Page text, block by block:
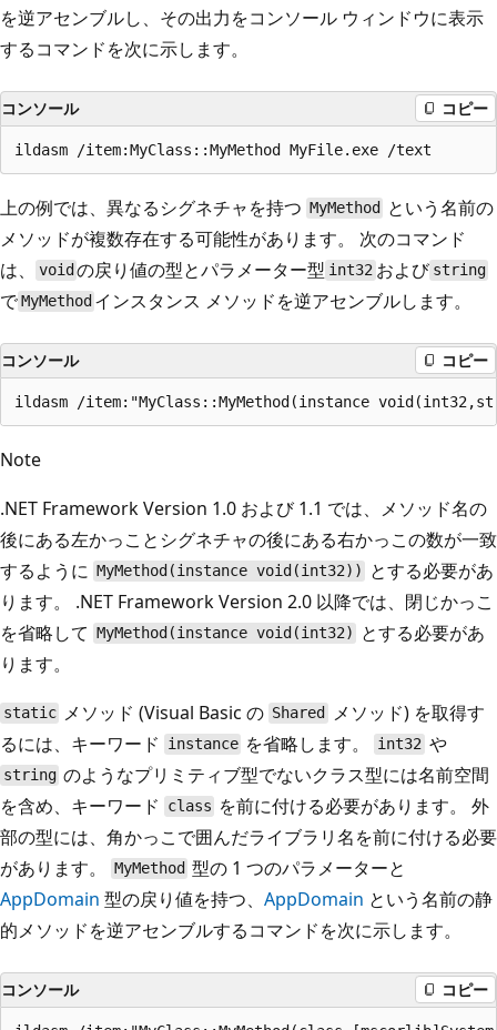
を逆アセンブルし、その出力をコンソール ウィンドウに表示
するコマンドを次に示します。
コンソール コピー
上の例では、異なるシグネチャを持つ MyMethod
という名前の
メソッドが複数存在する可能性があります。 次のコマンド
は、
void の戻り値の型とパラメーター型 int32および string
でMyMethod インスタンス メソッドを逆アセンブルします。
コンソール コピー
Note
.NET Framework Version 1.0 および 1.1 では、メソッド名の
後にある左かっことシグネチャの後にある右かっこの数が一致
するように MyMethod(instance void(int32))
とする必要があ
ります。 .NET Framework Version 2.0 以降では、閉じかっこ
を省略して MyMethod(instance void(int32)
とする必要があ
ります。
static メソッド (Visual Basic の Shared
メソッド) を取得す
るには、キーワード
instance を省略します。 int32や
string のようなプリミティブ型でないクラス型には名前空間
を含め、キーワード
class を前に付ける必要があります。 外
部の型には、角かっこで囲んだライブラリ名を前に付ける必要
があります。
MyMethod 型の 1 つのパラメーターと
AppDomain 型の戻り値を持つ、 AppDomain という名前の静
的メソッドを逆アセンブルするコマンドを次に示します。
コンソール コピー